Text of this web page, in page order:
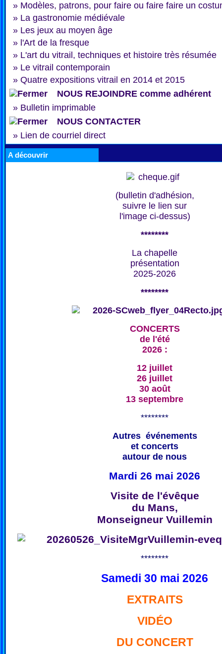
» Modèles, patrons, pour faire ou faire faire un
» La gastronomie médiévale
» Les jeux au moyen âge
» l'Art de la fresque
» L'art du vitrail, techniques et histoire très résumée
» Le vitrail contemporain
» Quatre expositions vitrail en 2014 et 2015
NOUS REJOINDRE comme adhérent
» Bulletin imprimable
NOUS CONTACTER
» Lien de courriel direct
A découvrir
(bulletin d'adhésion,
suivre le lien sur
l'image ci-dessus)
********
La chapelle
présentation
2025-2026
********
CONCERTS
de l'été
2026 :
12 juillet
26 juillet
30 août
13 septembre
********
Autres événements
et concerts
autour de nous
Mardi 26 mai 2026
Visite de l'évêque
du Mans,
Monseigneur Vuillemin
********
Samedi 30 mai 2026
EXTRAITS
VIDÉO
DU CONCERT